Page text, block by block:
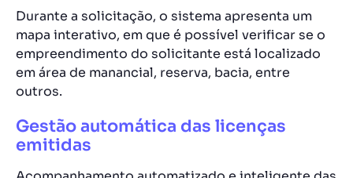
Durante a solicitação, o sistema apresenta um
mapa interativo, em que é possível verificar se o
empreendimento do solicitante está localizado
em área de manancial, reserva, bacia, entre
outros.
Gestão automática das licenças
emitidas